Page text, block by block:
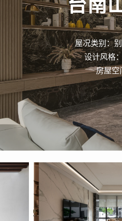
屋况类别：
设计风格
房屋空
Proposal
_pic_1_1